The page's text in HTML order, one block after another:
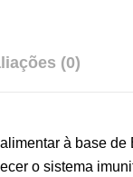
(0)
à base
o sistema